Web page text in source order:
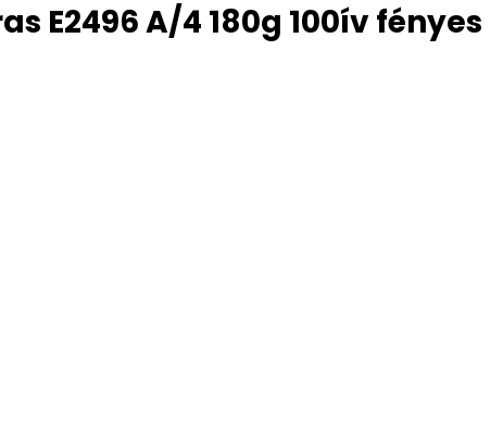
E2496 A/4 180g 100ív fényes